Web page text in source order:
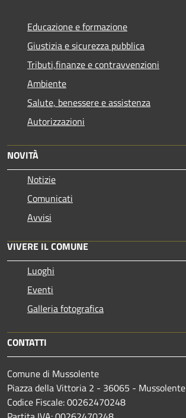
Educazione e formazione
Giustizia e sicurezza pubblica
Tributi,finanze e contravvenzioni
Ambiente
Salute, benessere e assistenza
Autorizzazioni
NOVITÀ
Notizie
Comunicati
Avvisi
VIVERE IL COMUNE
Luoghi
Eventi
Galleria fotografica
CONTATTI
Comune di Mussolente
Piazza della Vittoria 2 - 36065 - Mussolente
Codice Fiscale: 00262470248